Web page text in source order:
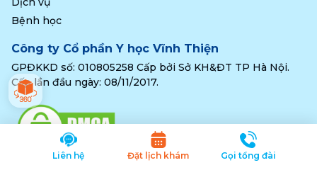
Bệnh học
Công ty Cổ phần Y học Vĩnh Thiện
GPĐKKD số: 010805258 Cấp bởi Sở KH&ĐT TP Hà Nội.
Cấp lần đầu ngày: 08/11/2017.
Liên hệ Đặt lịch khám Gọi tổng đài